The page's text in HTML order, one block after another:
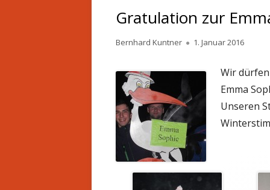
Gratulation zur
Autor
Bernhard Kuntner
Veröffentlicht
1. Januar 2016
Wir
Emma
Unseren